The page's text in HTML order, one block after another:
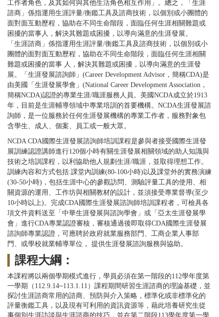
工作者角色，及其如何與其他生活角色相互作用」。總之，「生涯
諮商」係指運用生涯評量/衡鑑工具及諮商技術，以個別或小團體的
面對面互動歷程，協助在不同生命階段，面臨任何生涯相關難題或
困擾的當事人，解決其難題或困擾，以導向滿意的生涯發展。
「生涯諮商」係指運用生涯評量/衡鑑工具及諮商技術，以個別或小
團體的面對面互動歷程，協助在不同生命階段，面臨任何生涯相關
難題或困擾的當事 人，解決其難題或困擾，以導向滿意的生涯發
展。「生涯發展諮詢師」(Career Development Advisor，簡稱CDA)是
由美國「生涯發展學會」(National Career Development Association，
簡稱NCDA)認證的專業生涯/職涯服務人員。美國NCDA成立於1913
年，目前是生涯輔導領域中專業培訓的首要機構。NCDA生涯發展諮
詢師，是一位服務於任何生涯發展機構的專業工作者，服務對象包
含學生、成人、個案、員工或一般大眾。
NCDA CDA國際生涯發展諮詢師培訓課程是參與者接受國際生涯發
展訓練認證講師進行120個小時有關生涯發展相關領域的助人知識與
技術之培訓課程，以利協助他人規劃生涯/職涯，並取得理想工作。
訓練內容和方式包括:課堂內訓練(80-100小時)以及課堂外的實務演練
(30-50小時)，包括生涯中心的參觀訪問、測驗評量工具的使用、相
關資源的運用、工作坊與相關教材的設計，並須接受專業督導(至少
10小時以上)。 完成CDA國際生涯發展諮詢師培訓課程者，可檢具各
項文件資料送至「中華生涯發展與諮詢學會」或「亞太生涯發展學
會」進行CDA專業認證審核，審核通過後即取得CDA國際生涯發展
諮詢師專業認證，可應聘於政府就業服務部門、工商企業人事部
門、或學校就業輔導單位， 提供生涯發展諮詢服務與協助。
課程大綱：
本課程將以兩個學期模式進行，學員必須在第一階段的112學年度第
一學期（112.9.14~113.1.11）課程期間研習生涯諮商的理論基礎，並
探討生涯諮商常用的諮商、預防與介入策略，標準化或非標準化的
評量衡鑑工具，以及現有可利用的資訊資源等，藉此培養研究生從
事個別生涯訪談與生涯諮商的技巧，並在第二階段113學年度第一學